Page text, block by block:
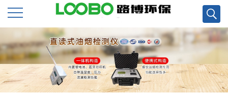
公
司
首